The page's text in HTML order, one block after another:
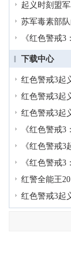
起义时刻盟
苏军毒素部
《红色警戒
下载中心
红色警戒3起
红色警戒3起
红色警戒3起
《红色警戒
《红色警戒
《红色警戒
红警全能王
红色警戒3起